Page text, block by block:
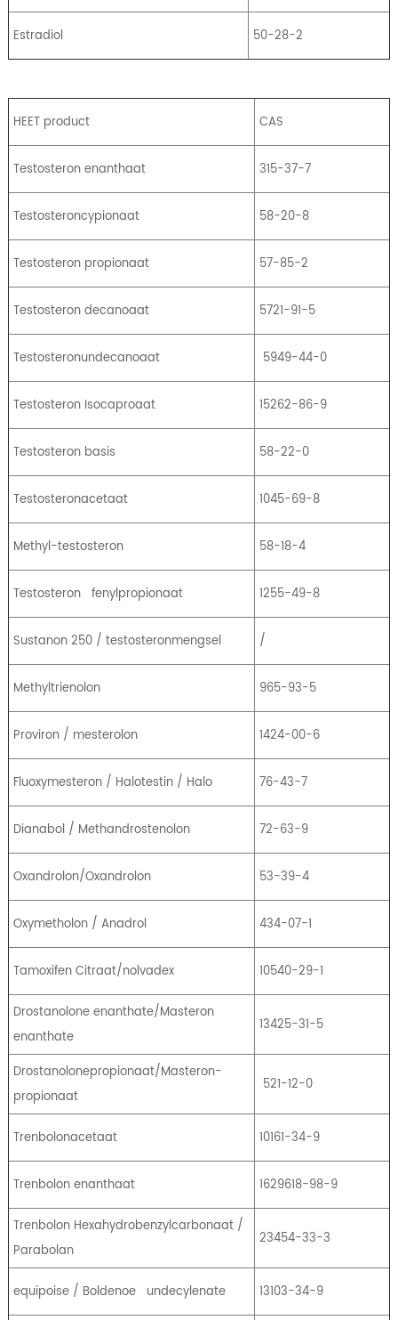
Estradiol 50-28-2
HEET product CAS
Testosteron enanthaat 315-37-7
Testosteroncypionaat 58-20-8
Testosteron propionaat 57-85-2
Testosteron decanoaat 5721-91-5
Testosteronundecanoaat 5949-44-0
Testosteron Isocaproaat 15262-86-9
Testosteron basis 58-22-0
Testosteronacetaat 1045-69-8
Methyl-testosteron 58-18-4
Testosteron fenylpropionaat 1255-49-8
Sustanon 250 / testosteronmengsel /
Methyltrienolon 965-93-5
Proviron / mesterolon 1424-00-6
Fluoxymesteron / Halotestin / Halo 76-43-7
Dianabol / Methandrostenolon 72-63-9
Oxandrolon/Oxandrolon 53-39-4
Oxymetholon / Anadrol 434-07-1
Tamoxifen Citraat/nolvadex 10540-29-1
Drostanolone enanthate/Masteron
enanthate
13425-31-5
Drostanolonepropionaat/Masteron-
propionaat
521-12-0
Trenbolonacetaat 10161-34-9
Trenbolon enanthaat 1629618-98-9
Trenbolon Hexahydrobenzylcarbonaat /
Parabolan
23454-33-3
equipoise / Boldenoe undecylenate 13103-34-9